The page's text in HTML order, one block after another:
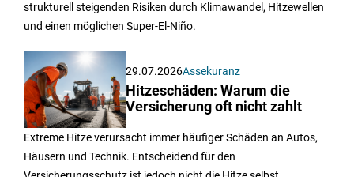
strukturell steigenden Risiken durch Klimawandel, Hitzewellen
und einen möglichen Super-El-Niño.
29.07.2026Assekuranz
Hitzeschäden: Warum die
Versicherung oft nicht zahlt
Extreme Hitze verursacht immer häufiger Schäden an Autos,
Häusern und Technik. Entscheidend für den